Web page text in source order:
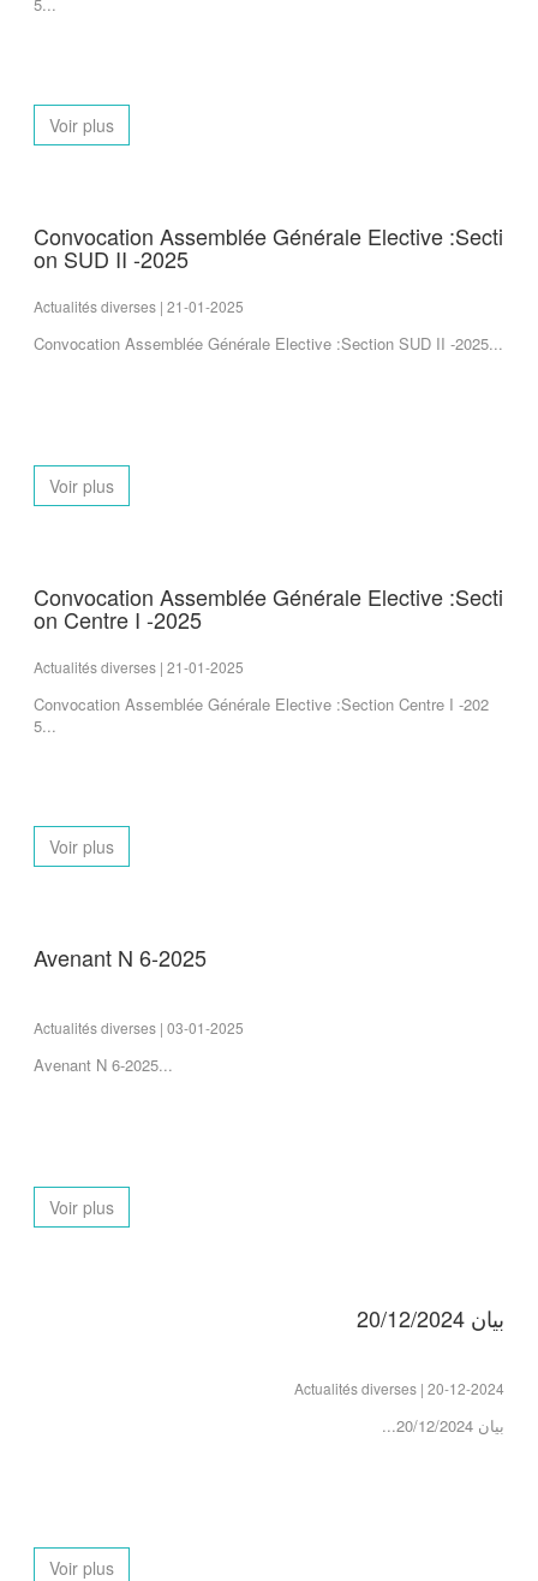
Voir plus
Convocation Assemblée Générale Elective :Secti
on SUD II -2025
Actualités diverses | 21-01-2025
Convocation Assemblée Générale Elective :Section SUD II -2025...
Voir plus
Convocation Assemblée Générale Elective :Secti
on Centre I -2025
Actualités diverses | 21-01-2025
Convocation Assemblée Générale Elective :Section Centre I -202
5...
Voir plus
Avenant N 6-2025
Actualités diverses | 03-01-2025
Avenant N 6-2025...
Voir plus
بيان 20/12/2024
Actualités diverses | 20-12-2024
بيان 20/12/2024...
Voir plus